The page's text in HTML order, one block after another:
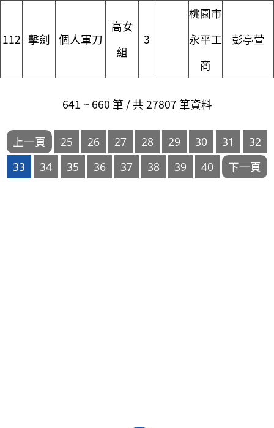
112 擊劍 個人軍刀
高女
組
3
桃園市
永平工
商
彭亭萱
641 ~ 660 筆 / 共 27807 筆資料